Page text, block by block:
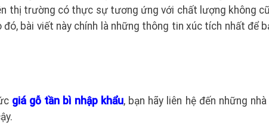
thị trường có thực sự tương ứng với chất lượng không
bài viết này chính là những thông tin xúc tích nhất để
giá gỗ tần bì nhập khẩu, bạn hãy liên hệ đến những nhà